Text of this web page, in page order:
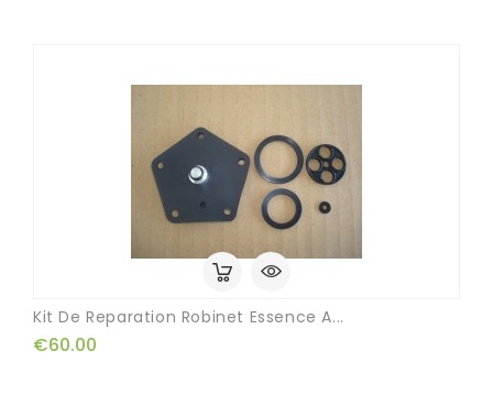
Kit De Reparation Robinet Essence A...
€60.00